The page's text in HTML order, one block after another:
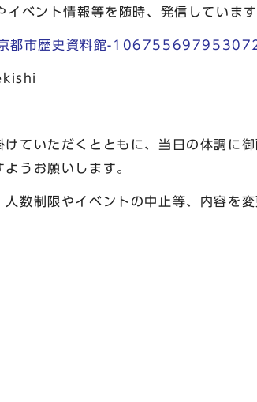
ト情報等を随時、発信しています
市歴史資料館-
いただくとともに、当日の体調に御
うお願いします。
制限やイベントの中止等、内容を変